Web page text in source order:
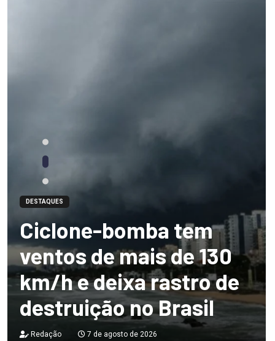
DESTAQUES
Ciclone-bomba tem
ventos de mais de 130
km/h e deixa rastro de
destruição no Brasil
Redação 7 de agosto de 2026